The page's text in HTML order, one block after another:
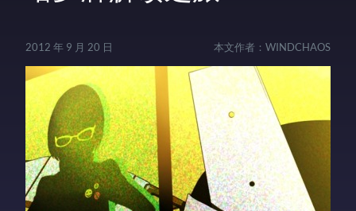
2012 年 9 月 20 日 本文作者： WINDCHAOS